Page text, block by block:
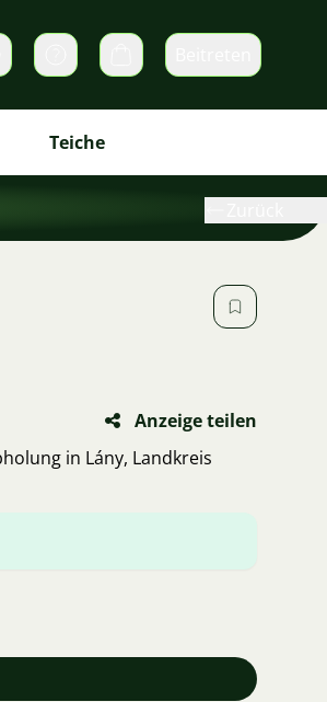
DirektnachrichtenWarenkorb
Teiche
Anzeige teilen
in Lány, Landkreis